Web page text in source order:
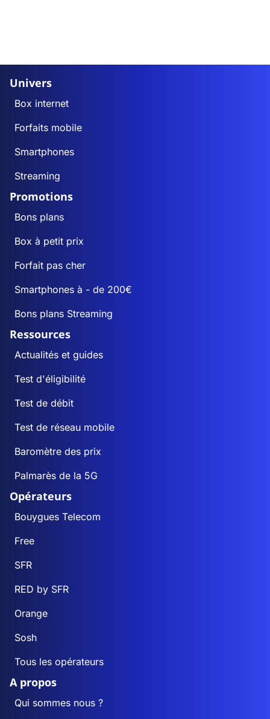
Univers
Box internet
Forfaits mobile
Smartphones
Streaming
Promotions
Bons plans
Box à petit prix
Forfait pas cher
Smartphones à - de 200€
Bons plans Streaming
Ressources
Actualités et guides
Test d'éligibilité
Test de débit
Test de réseau mobile
Baromètre des prix
Palmarès de la 5G
Opérateurs
Bouygues Telecom
Free
SFR
RED by SFR
Orange
Sosh
Tous les opérateurs
A propos
Qui sommes nous ?